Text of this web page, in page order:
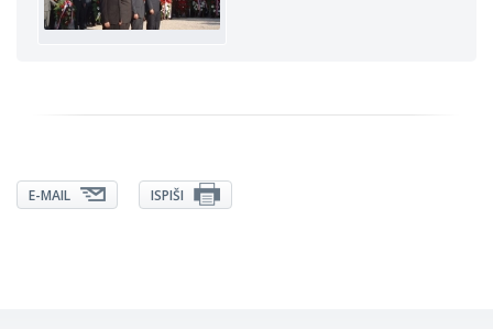
E-MAIL ISPIŠI